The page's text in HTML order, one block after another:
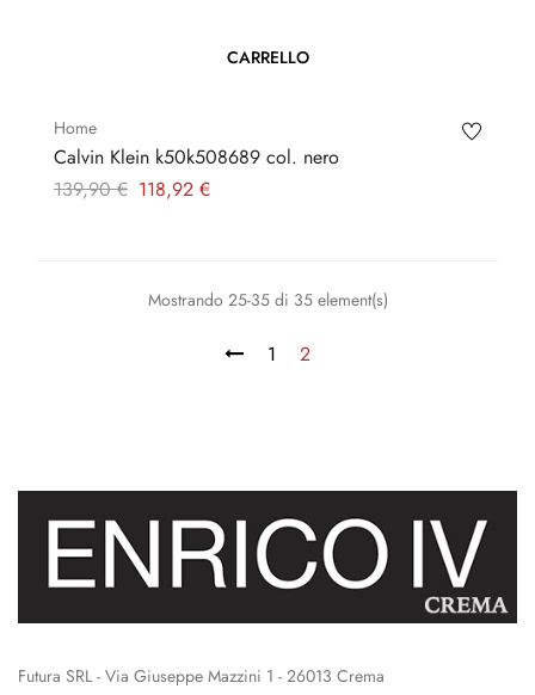
CARRELLO
Home
Calvin Klein k50k508689 col. nero
Prezzo
139,90 € Prezzo
118,92 €
Mostrando 25-35 di 35 element(s)
1 2
Futura SRL - Via Giuseppe Mazzini 1 - 26013 Crema